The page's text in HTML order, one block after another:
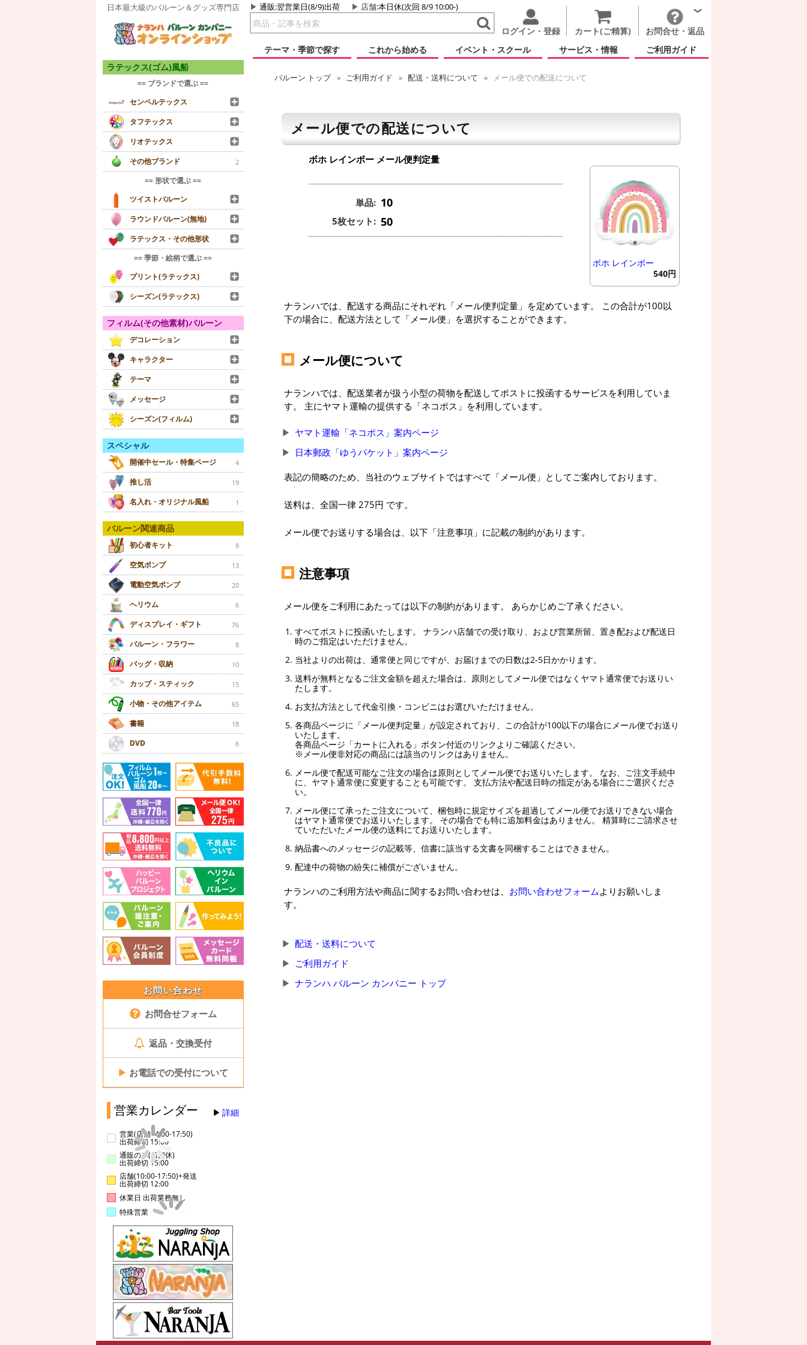
日本最大級のバルーン＆グッズ専門店 通販:翌営業日(8/9)出荷 店舗:本日休(次回 8/9 10:00-)
ログイン・登録 カート(ご精算)
お問合せ・返品
テーマ・季節で探す
これから始める イベント・スクール サービス・情報 ご利用ガイド
ラテックス(ゴム)風船
== ブランドで選ぶ ==
センペルテックス
タフテックス
リオテックス
その他ブランド
2
== 形状で選ぶ ==
ツイストバルーン
ラウンドバルーン(無地)
ラテックス・その他形状
== 季節・絵柄で選ぶ ==
プリント(ラテックス)
シーズン(ラテックス)
フィルム(その他素材)バルーン
デコレーション
キャラクター
テーマ
メッセージ
シーズン(フィルム)
スペシャル
開催中セール・特集ページ 4
推し活 19
名入れ・オリジナル風船 1
バルーン関連商品
初心者キット 8
空気ポンプ 13
電動空気ポンプ 20
ヘリウム 6
ディスプレイ・ギフト 76
バルーン・フラワー 8
バッグ・収納 10
カップ・スティック 15
小物・その他アイテム 65
書籍 18
DVD 6
お問い合わせ
お問合せフォーム
返品・交換受付
▶ お電話での受付について
営業カレンダー 詳細
営業(店舗14:00-17:50)
出荷締切 15:00
通販のみ(店舗休)
出荷締切 15:00
店舗(10:00-17:50)+発送
出荷締切 12:00
休業日 出荷業務無し
特殊営業
バルーン トップ ご利用ガイド 配送・送料について メール便での配送について
メール便での配送について
ボホ レインボー メール便判定量
単品: 10
5枚セット: 50
ボホ レインボー
540円
ナランハでは、配送する商品にそれぞれ「メール便判定量」を定めています。 この合計が100以
下の場合に、配送方法として「メール便」を選択することができます。
メール便について
ナランハでは、配送業者が扱う小型の荷物を配送してポストに投函するサービスを利用していま
す。 主にヤマト運輸の提供する「ネコポス」を利用しています。
ヤマト運輸「ネコポス」案内ページ
日本郵政「ゆうパケット」案内ページ
表記の簡略のため、当社のウェブサイトではすべて「メール便」としてご案内しております。
送料は、全国一律 275円 です。
メール便でお送りする場合は、以下「注意事項」に記載の制約があります。
注意事項
メール便をご利用にあたっては以下の制約があります。 あらかじめご了承ください。
すべてポストに投函いたします。 ナランハ店舗での受け取り、および営業所留、置き配および配送日
時のご指定はいただけません。
当社よりの出荷は、通常便と同じですが、お届けまでの日数は2-5日かかります。
送料が無料となるご注文金額を超えた場合は、原則としてメール便ではなくヤマト通常便でお送りい
たします。
お支払方法として代金引換・コンビニはお選びいただけません。
各商品ページに「メール便判定量」が設定されており、この合計が100以下の場合にメール便でお送り
いたします。
各商品ページ「カートに入れる」ボタン付近のリンクよりご確認ください。
※メール便非対応の商品には該当のリンクはありません。
メール便で配送可能なご注文の場合は原則としてメール便でお送りいたします。 なお、ご注文手続中
に、ヤマト通常便に変更することも可能です。 支払方法や配送日時の指定がある場合にご選択くださ
い。
メール便にて承ったご注文について、梱包時に規定サイズを超過してメール便でお送りできない場合
はヤマト通常便でお送りいたします。 その場合でも特に追加料金はありません。 精算時にご請求させ
ていただいたメール便の送料にてお送りいたします。
納品書へのメッセージの記載等、信書に該当する文書を同梱することはできません。
配達中の荷物の紛失に補償がございません。
ナランハのご利用方法や商品に関するお問い合わせは、 お問い合わせフォームよりお願いしま
す。
配送・送料について
ご利用ガイド
ナランハ バルーン カンパニー トップ